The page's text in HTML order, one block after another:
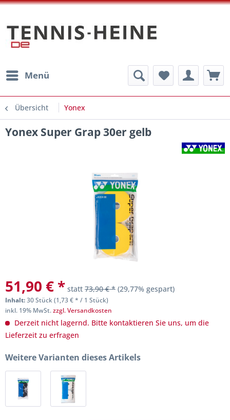
Menü
Übersicht Yonex
Yonex Super Grap 30er gelb
51,90 € * statt 73,90 € * (29,77% gespart)
Inhalt:30 Stück (1,73 € * / 1 Stück)
inkl. 19% MwSt.zzgl. Versandkosten
Derzeit nicht lagernd. Bitte kontaktieren Sie uns, um die
Lieferzeit zu erfragen
Weitere Varianten dieses Artikels